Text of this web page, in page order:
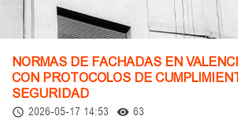
NORMAS DE FACHADAS EN
CON PROTOCOLOS DE
SEGURIDAD
access_time 2026-05-17 14:53 remove_red_eye 63